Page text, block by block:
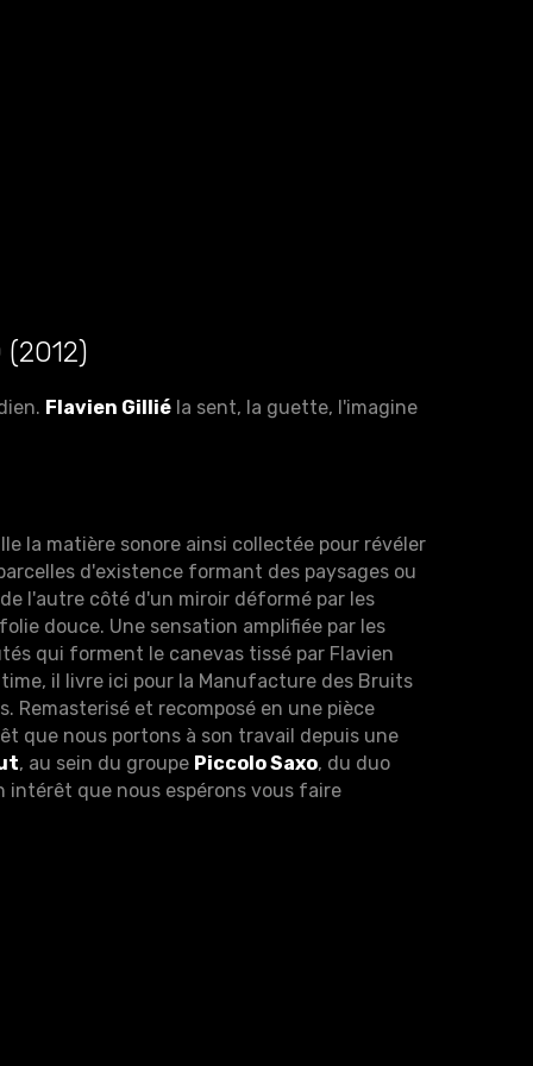
(2012)
Flavien Gillié la sent, la guette, l'imagine
la matière sonore ainsi collectée pour révéler
d'existence formant des paysages ou
l'autre côté d'un miroir déformé par les
douce. Une sensation amplifiée par les
qui forment le canevas tissé par Flavien
il livre ici pour la Manufacture des Bruits
Remasterisé et recomposé en une pièce
que nous portons à son travail depuis une
, au sein du groupe Piccolo Saxo, du duo
intérêt que nous espérons vous faire